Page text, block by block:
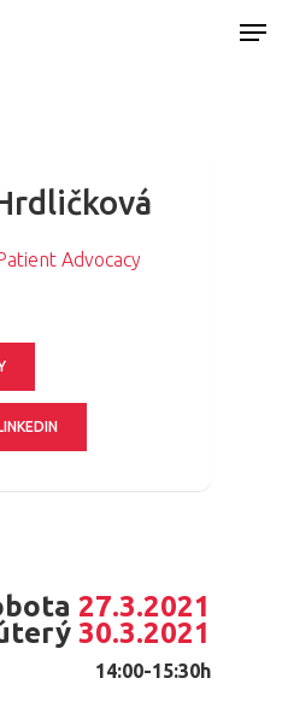
Advocacy
27.3.2021
30.3.2021
14:00-15:30h